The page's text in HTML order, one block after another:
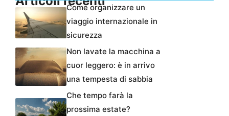
Come organizzare un
viaggio internazionale in
sicurezza
Non lavate la macchina a
cuor leggero: è in arrivo
una tempesta di sabbia
Che tempo farà la
prossima estate?